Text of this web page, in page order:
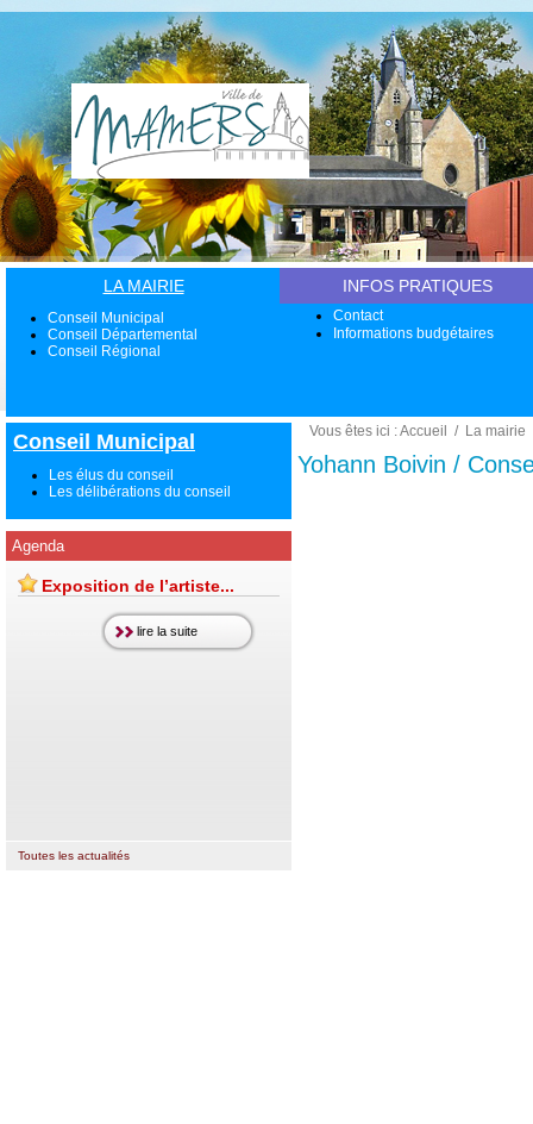
LA MAIRIE INFOS PRATIQUES
Conseil Municipal
Conseil Départemental
Conseil Régional
Informations budgétaires
Contact
Vous êtes ici :Accueil / La mairie
Yohann Boivin /
Conseil Municipal
Les élus du conseil
Les délibérations du conseil
Agenda
Exposition de l’artiste...
lire la suite
Toutes les actualités